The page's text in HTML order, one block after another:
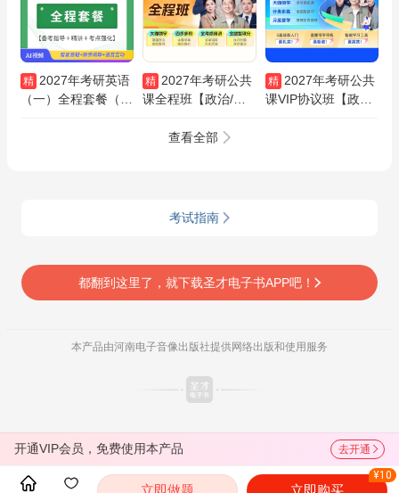
精 2027年考研英语
（一）全程套餐（备
精 2027年考研公共
课全程班【政治/英
精 2027年考研公共
课VIP协议班【政治/
查看全部
考试指南
都翻到这里了，就下载圣才电子书APP吧！
本产品由河南电子音像出版社提供网络出版和使用服务
开通VIP会员，免费使用本产品 去开通
立即做题 立即购买
¥10